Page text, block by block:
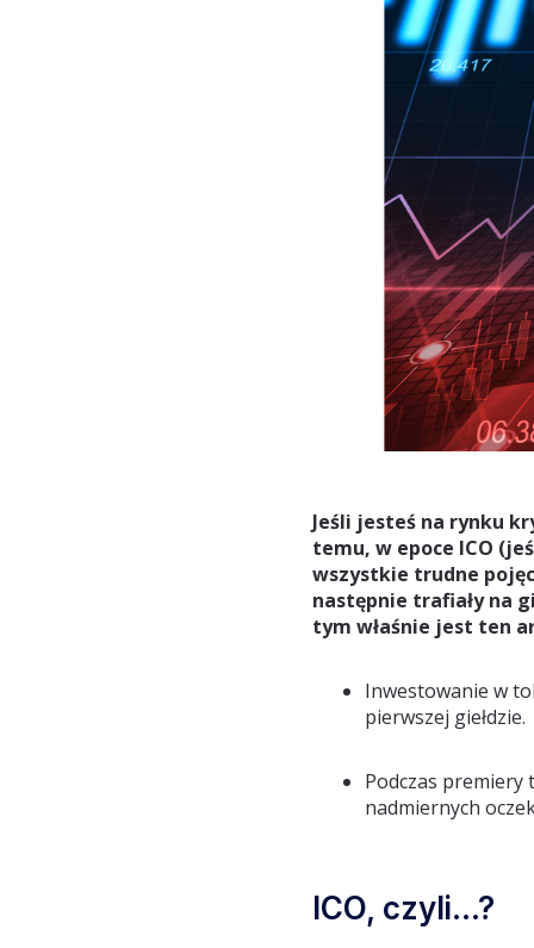
Jeśli jesteś na rynku
temu, w epoce ICO
wszystkie trudne
następnie trafiały na
tym właśnie jest ten
Inwestowanie w
pierwszej giełdzie.
Podczas premiery
nadmiernych
ICO, czyli…?